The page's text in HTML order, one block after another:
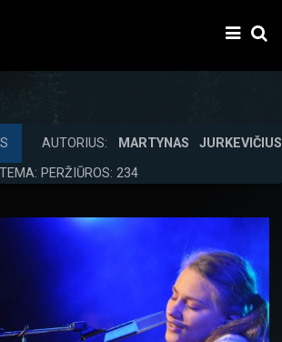
AUTORIUS:
MARTYNAS JURKEVIČIUS
PERŽIŪROS: 234